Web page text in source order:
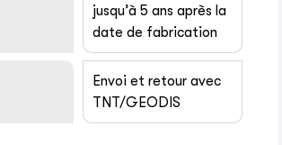
jusqu’à 5 ans après la
date de fabrication
Envoi et retour avec
TNT/GEODIS